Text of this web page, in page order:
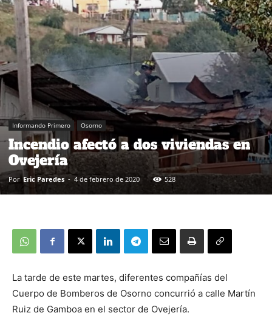
Informando Primero Osorno
Incendio afectó a dos viviendas en
Ovejería
Por Eric Paredes - 4 de febrero de 2020 528
La tarde de este martes, diferentes compañías del
Cuerpo de Bomberos de Osorno concurrió a calle Martín
Ruiz de Gamboa en el sector de Ovejería.